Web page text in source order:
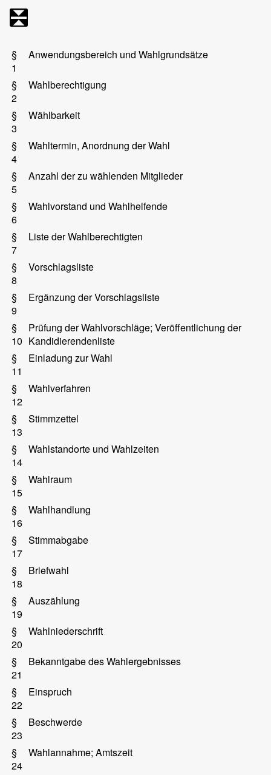
§
1
Anwendungsbereich und Wahlgrundsätze
§
2
Wahlberechtigung
§
3
Wählbarkeit
§
4
Wahltermin, Anordnung der Wahl
§
5
Anzahl der zu wählenden Mitglieder
§
6
Wahlvorstand und Wahlhelfende
§
7
Liste der Wahlberechtigten
§
8
Vorschlagsliste
§
9
Ergänzung der Vorschlagsliste
§
10
Prüfung der Wahlvorschläge; Veröffentlichung der
Kandidierendenliste
§
11
Einladung zur Wahl
§
12
Wahlverfahren
§
13
Stimmzettel
§
14
Wahlstandorte und Wahlzeiten
§
15
Wahlraum
§
16
Wahlhandlung
§
17
Stimmabgabe
§
18
Briefwahl
§
19
Auszählung
§
20
Wahlniederschrift
§
21
Bekanntgabe des Wahlergebnisses
§
22
Einspruch
§
23
Beschwerde
§
24
Wahlannahme; Amtszeit